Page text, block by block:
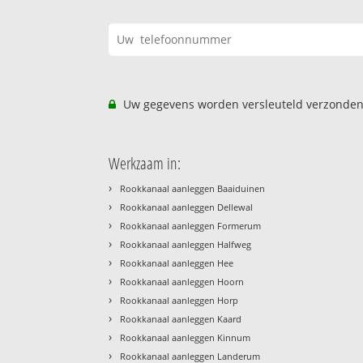
Uw gegevens worden versleuteld
Werkzaam in:
› Rookkanaal aanleggen Baaiduinen
› Rookkanaal aanleggen Dellewal
› Rookkanaal aanleggen Formerum
› Rookkanaal aanleggen Halfweg
› Rookkanaal aanleggen Hee
› Rookkanaal aanleggen Hoorn
› Rookkanaal aanleggen Horp
› Rookkanaal aanleggen Kaard
› Rookkanaal aanleggen Kinnum
› Rookkanaal aanleggen Landerum